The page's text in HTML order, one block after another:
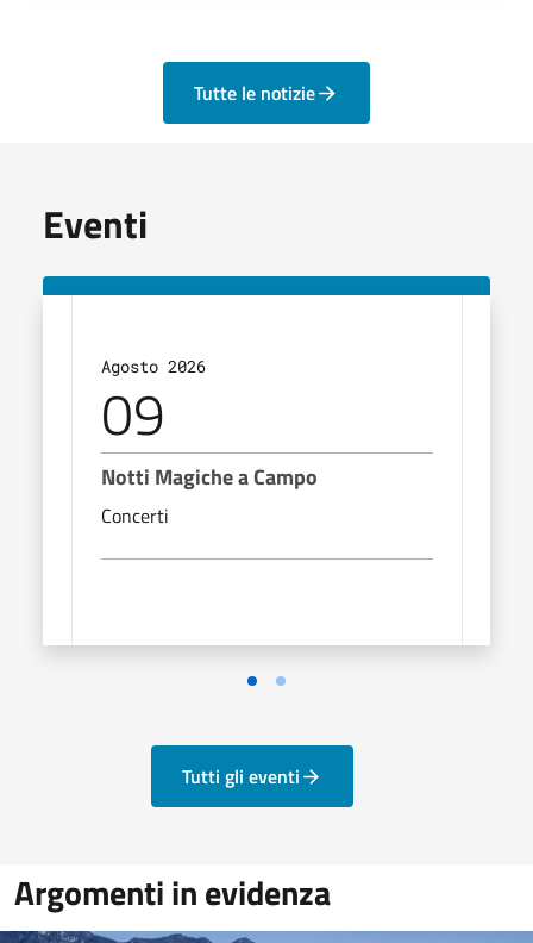
Tutte le notizie
Eventi
Agosto 2026
09
Notti Magiche a Campo
Concerti
Tutti gli eventi
Argomenti in evidenza